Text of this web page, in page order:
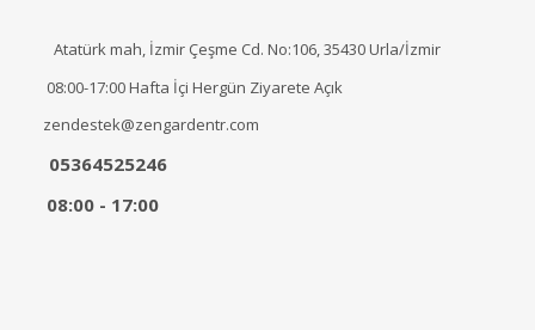
Atatürk mah, İzmir Çeşme Cd. No:106, 35430 Urla/İzmir
08:00-17:00 Hafta İçi Hergün Ziyarete Açık
zendestek@zengardentr.com
05364525246
08:00 - 17:00